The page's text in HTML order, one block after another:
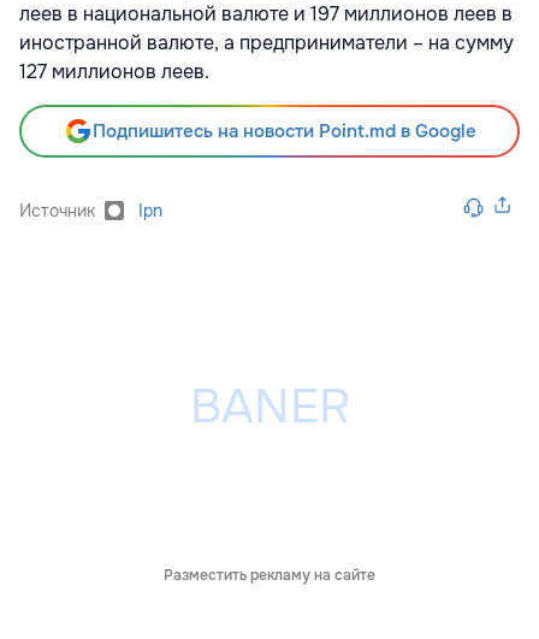
леев в национальной валюте и 197 миллионов леев в
иностранной валюте, а предприниматели – на сумму
127 миллионов леев.
Подпишитесь на новости Point.md в Google
Источник Ipn
Разместить рекламу на сайте